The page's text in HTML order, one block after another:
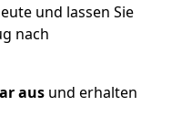
und lassen Sie
nach
aus und erhalten